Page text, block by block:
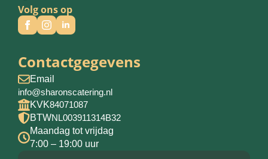
Volg ons op
Contactgegevens
Email
info@sharonscatering.nl
KVK84071087
BTWNL003911314B32
Maandag tot vrijdag
7:00 – 19:00 uur